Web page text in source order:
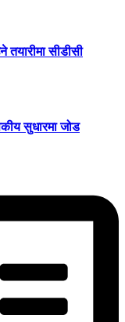
तयारीमा सीडीसी
सुधारमा जोड